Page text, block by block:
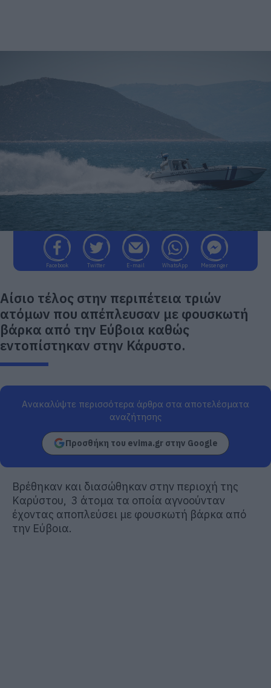
Facebook Twitter E-mail WhatsApp Messenger
Αίσιο τέλος στην περιπέτεια τριών
ατόμων που απέπλευσαν με φουσκωτή
βάρκα από την Εύβοια καθώς
εντοπίστηκαν στην Κάρυστο.
Ανακαλύψτε περισσότερα άρθρα στα αποτελέσματα
αναζήτησης
Προσθήκη του evima.gr στην Google
Βρέθηκαν και διασώθηκαν στην περιοχή της
Καρύστου, 3 άτομα τα οποία αγνοούνταν
έχοντας αποπλεύσει με φουσκωτή βάρκα από
την Εύβοια.